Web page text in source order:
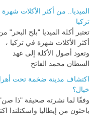
الميديا.. من أكثر الأكلات
تركيا
تعتبر أكلة الميديا "بلح البحر"
أكثر الأكلات شهرة في تركيا ،
وتعود أصول الأكلة إلى عهد
السطان محمد الفاتح
اكتشاف مدينة ضخمة تحت
خيال؟
وفقًا لما نشرته صحيفة "ذا صن"
باحثون من إيطاليا